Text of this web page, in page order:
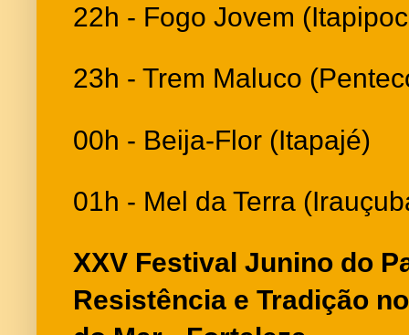
22h - Fogo Jovem
23h - Trem Maluco
00h - Beija-Flor (Itapajé)
01h - Mel da Terra
XXV Festival Junino do
Resistência e Tradição